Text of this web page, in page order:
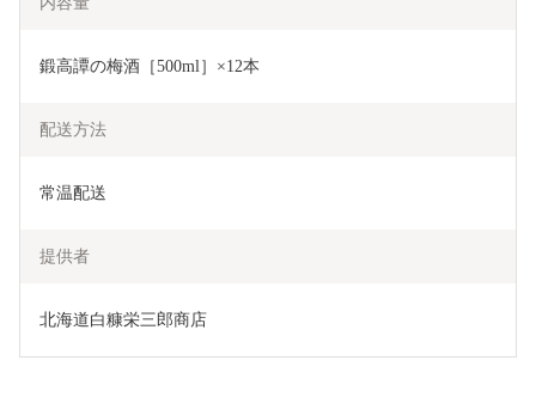
鍛高譚の梅酒［500ml］×12本
配送方法
常温配送
提供者
北海道白糠栄三郎商店